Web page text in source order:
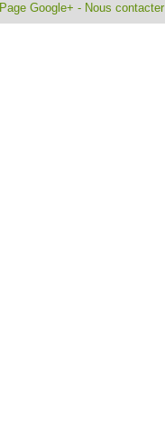
Page Google+ - Nous contacter